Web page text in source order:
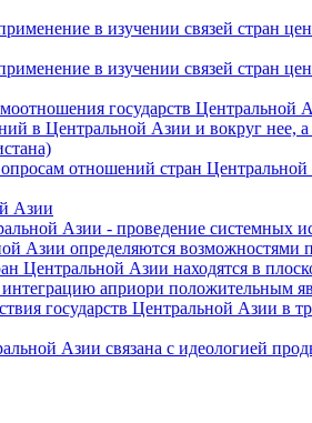
в изучении связей стран
в изучении связей стран
государств Центральной
Центральной Азии и вокруг нее, а
отношений стран
Азии
Азии - проведение системных
Азии определяются возможностями
Центральной Азии находятся в
априори положительным
государств Центральной Азии в
Азии связана с идеологией